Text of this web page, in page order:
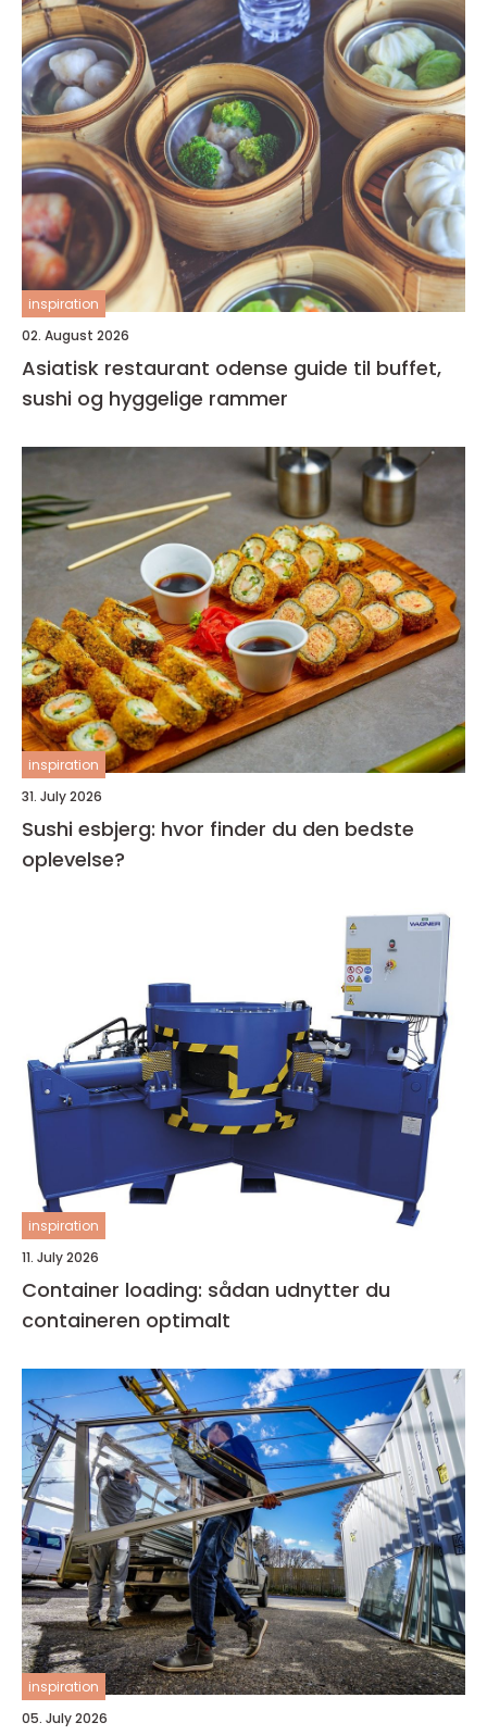
inspiration
02. August 2026
Asiatisk restaurant odense guide til buffet,
sushi og hyggelige rammer
inspiration
31. July 2026
Sushi esbjerg: hvor finder du den bedste
oplevelse?
inspiration
11. July 2026
Container loading: sådan udnytter du
containeren optimalt
inspiration
05. July 2026